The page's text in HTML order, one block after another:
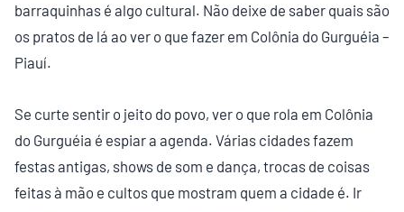
barraquinhas é algo cultural. Não deixe de saber quais são
os pratos de lá ao ver o que fazer em Colônia do Gurguéia –
Piauí.
Se curte sentir o jeito do povo, ver o que rola em Colônia
do Gurguéia é espiar a agenda. Várias cidades fazem
festas antigas, shows de som e dança, trocas de coisas
feitas à mão e cultos que mostram quem a cidade é. Ir